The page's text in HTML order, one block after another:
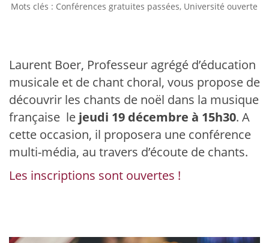
Conférences gratuites passées, Université ouverte
Laurent Boer, Professeur agrégé d’éducation
musicale et de chant choral, vous propose de
découvrir les chants de noël dans la musique
française le jeudi 19 décembre à 15h30. A
cette occasion, il proposera une conférence
multi-média, au travers d’écoute de chants.
Les inscriptions sont ouvertes !